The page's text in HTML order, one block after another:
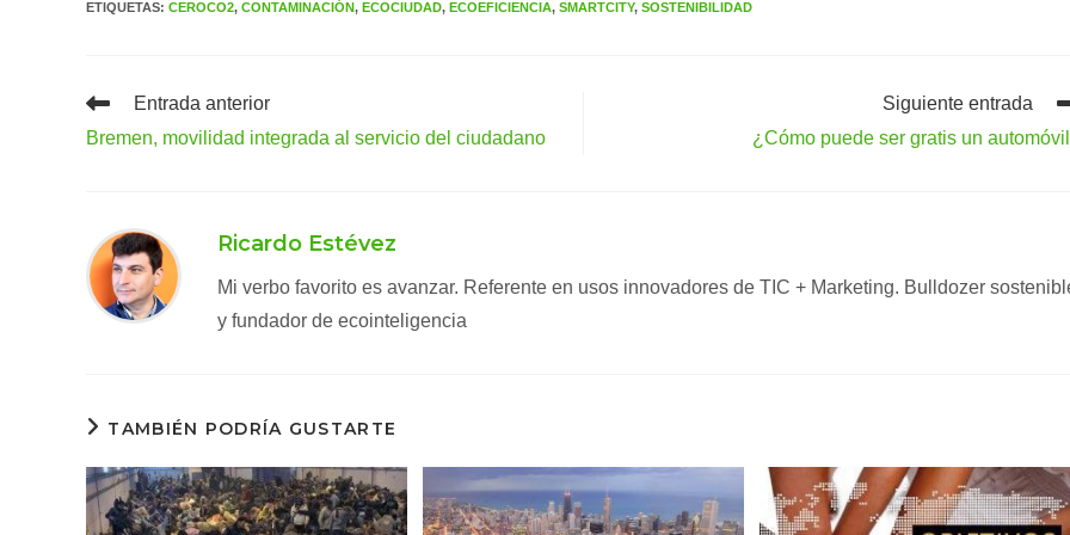
ETIQUETAS: CEROCO2, CONTAMINACIÓN, ECOCIUDAD, ECOEFICIENCIA, SMARTCITY, SOSTENIBILIDAD
Leer
artículos
Entrada anterior
Bremen, movilidad integrada al servicio del ciudadano
Siguiente entrada
¿Cómo puede ser gratis un
Ricardo Estévez
Mi verbo favorito es avanzar. Referente en usos innovadores de TIC + Marketing. Bulldozer
y fundador de ecointeligencia
TAMBIÉN PODRÍA GUSTARTE